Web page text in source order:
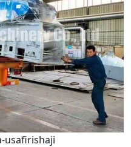
usafirishaji